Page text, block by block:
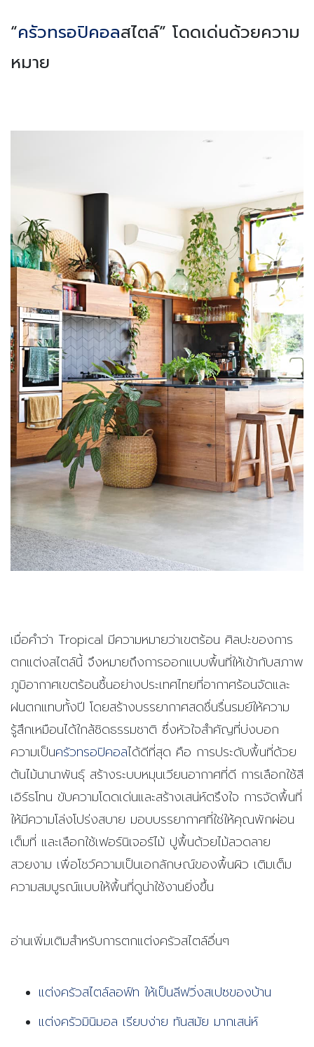
“ครัวทรอปิคอลสไตล์” โดดเด่นด้วยความ
หมาย
เมื่อคำว่า Tropical มีความหมายว่าเขตร้อน ศิลปะของการ
ตกแต่งสไตล์นี้ จึงหมายถึงการออกแบบพื้นที่ให้เข้ากับสภาพ
ภูมิอากาศเขตร้อนชื้นอย่างประเทศไทยที่อากาศร้อนจัดและ
ฝนตกแทบทั้งปี โดยสร้างบรรยากาศสดชื่นรื่นรมย์ให้ความ
รู้สึกเหมือนได้ใกล้ชิดธรรมชาติ ซึ่งหัวใจสำคัญที่บ่งบอก
ความเป็นครัวทรอปิคอลได้ดีที่สุด คือ การประดับพื้นที่ด้วย
ต้นไม้นานาพันธุ์ สร้างระบบหมุนเวียนอากาศที่ดี การเลือกใช้สี
เอิร์ธโทน ขับความโดดเด่นและสร้างเสน่ห์ตรึงใจ การจัดพื้นที่
ให้มีความโล่งโปร่งสบาย มอบบรรยากาศที่ใช่ให้คุณพักผ่อน
เต็มที่ และเลือกใช้เฟอร์นิเจอร์ไม้ ปูพื้นด้วยไม้ลวดลาย
สวยงาม เพื่อโชว์ความเป็นเอกลักษณ์ของพื้นผิว เติมเต็ม
ความสมบูรณ์แบบให้พื้นที่ดูน่าใช้งานยิ่งขึ้น
อ่านเพิ่มเติมสำหรับการตกแต่งครัวสไตล์อื่นๆ
แต่งครัวสไตล์ลอฟ์ท ให้เป็นลีฟวิ่งสเปซของบ้าน
แต่งครัวมินิมอล เรียบง่าย ทันสมัย มากเสน่ห์